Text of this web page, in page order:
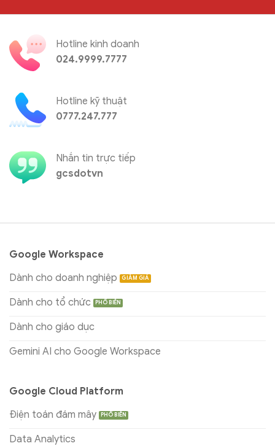
Hotline kinh doanh
024.9999.7777
Hotline kỹ thuật
0777.247.777
Nhắn tin trực tiếp
gcsdotvn
Google Workspace
Dành cho doanh nghiệp
Dành cho tổ chức
Dành cho giáo dục
Gemini AI cho Google Workspace
Google Cloud Platform
Điện toán đám mây
Data Analytics